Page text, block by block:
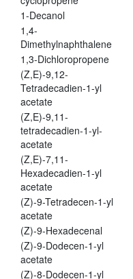
1-Decanol
1,4-
Dimethylnaphthalene
1,3-Dichloropropene
(Z,E)-9,12-
Tetradecadien-1-yl
acetate
(Z,E)-9,11-
tetradecadien-1-yl-
acetate
(Z,E)-7,11-
Hexadecadien-1-yl
acetate
(Z)-9-Tetradecen-1-yl
acetate
(Z)-9-Hexadecenal
(Z)-9-Dodecen-1-yl
acetate
(Z)-8-Dodecen-1-yl